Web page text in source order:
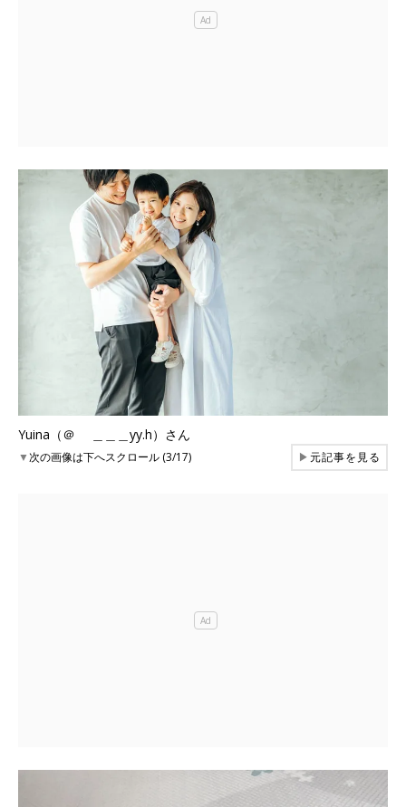
Yuina（＠ ＿＿＿yy.h）さん
▼次の画像は下へスクロール (3/17) ▶元記事を見る